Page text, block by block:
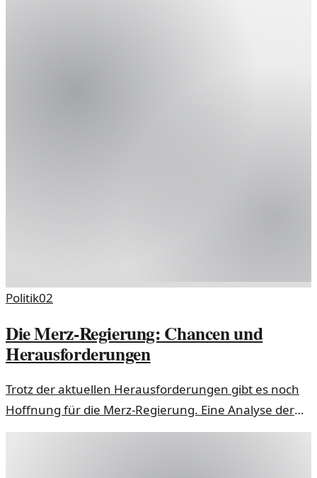
Politik02
Die Merz-Regierung: Chancen und
Herausforderungen
Trotz der aktuellen Herausforderungen gibt es noch
Hoffnung für die Merz-Regierung. Eine Analyse der
politischen Situation und möglicher Wege nach vorn.